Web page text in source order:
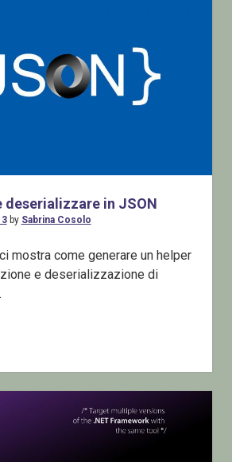
deserializzare in JSON
by Sabrina Cosolo
mostra come generare un helper
e deserializzazione di